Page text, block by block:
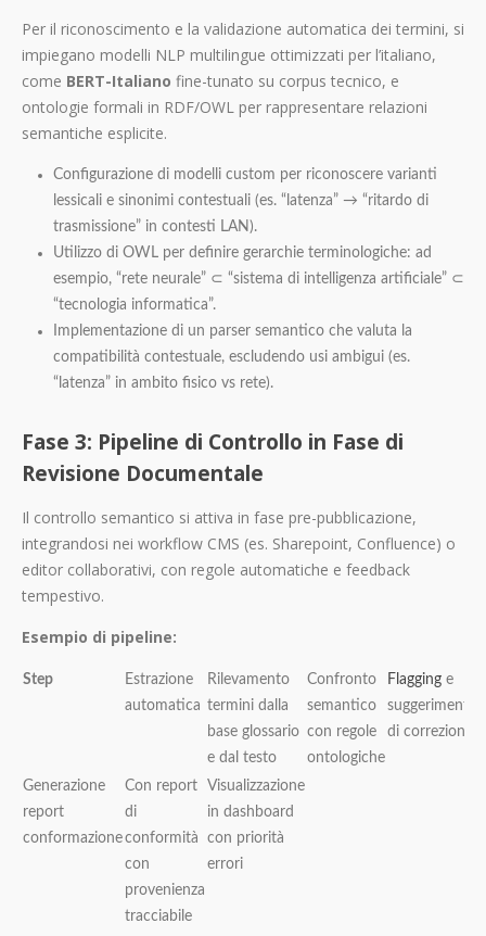
Per il riconoscimento e la validazione automatica dei termini, si
impiegano modelli NLP multilingue ottimizzati per l’italiano,
come BERT-Italiano fine-tunato su corpus tecnico, e
ontologie formali in RDF/OWL per rappresentare relazioni
semantiche esplicite.
Configurazione di modelli custom per riconoscere varianti
lessicali e sinonimi contestuali (es. “latenza” → “ritardo di
trasmissione” in contesti LAN).
Utilizzo di OWL per definire gerarchie terminologiche: ad
esempio, “rete neurale” ⊂ “sistema di intelligenza artificiale” ⊂
“tecnologia informatica”.
Implementazione di un parser semantico che valuta la
compatibilità contestuale, escludendo usi ambigui (es.
“latenza” in ambito fisico vs rete).
Fase 3: Pipeline di Controllo in Fase di
Revisione Documentale
Il controllo semantico si attiva in fase pre-pubblicazione,
integrandosi nei workflow CMS (es. Sharepoint, Confluence) o
editor collaborativi, con regole automatiche e feedback
tempestivo.
Esempio di pipeline:
Step
Estrazione
automatica
Rilevamento
termini dalla
base glossario
e dal testo
Confronto
semantico
con regole
ontologiche
Flagging e
suggerimento
di correzione
Generazione
report
conformazione
Con report
di
conformità
con
provenienza
tracciabile
Visualizzazione
in dashboard
con priorità
errori